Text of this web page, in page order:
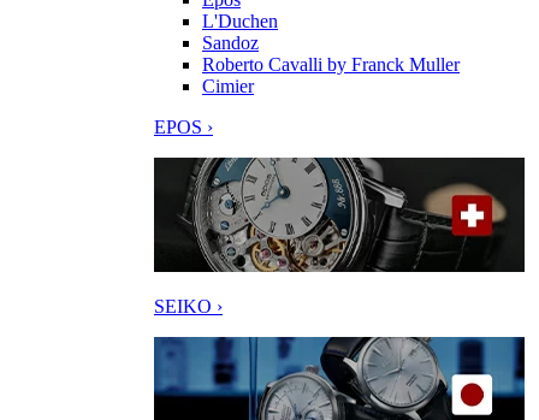
L'Duchen
Sandoz
Roberto Cavalli by Franck Muller
Cimier
EPOS ›
SEIKO ›